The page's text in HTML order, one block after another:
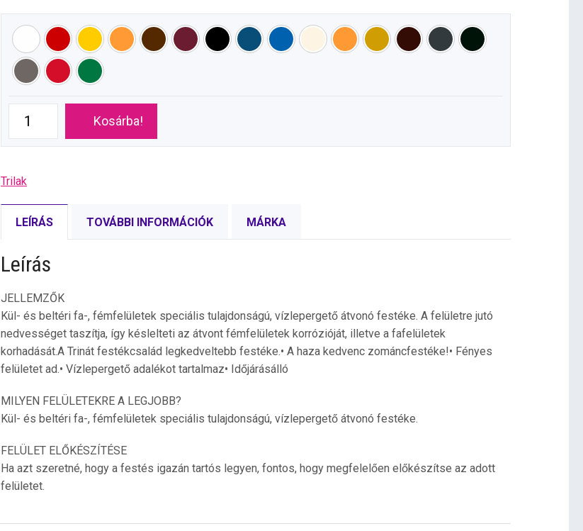
Kosárba!
Trilak
LEÍRÁS TOVÁBBI INFORMÁCIÓK MÁRKA
Leírás
JELLEMZŐK
Kül- és beltéri fa-, fémfelületek speciális tulajdonságú, vízlepergető átvonó festéke. A felületre jutó
nedvességet taszítja, így késlelteti az átvont fémfelületek korrózióját, illetve a fafelületek
korhadását.A Trinát festékcsalád legkedveltebb festéke.• A haza kedvenc zománcfestéke!• Fényes
felületet ad.• Vízlepergető adalékot tartalmaz• Időjárásálló
MILYEN FELÜLETEKRE A LEGJOBB?
Kül- és beltéri fa-, fémfelületek speciális tulajdonságú, vízlepergető átvonó festéke.
FELÜLET ELŐKÉSZÍTÉSE
Ha azt szeretné, hogy a festés igazán tartós legyen, fontos, hogy megfelelően előkészítse az adott
felületet.